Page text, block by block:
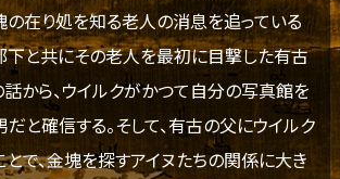
の在り処を知る老人の消息を追っている
下と共にその老人を最初に目撃した有古
から、ウイルクがかつて自分の写真館を
と確信する。そして、有古の父にウイルク
で、金塊を探すアイヌたちの関係に大き